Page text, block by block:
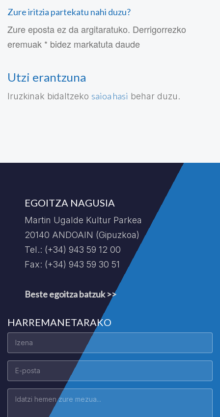
Zure iritzia partekatu nahi duzu?
Zure eposta ez da argitaratuko. Derrigorrezko
eremuak * bidez markatuta daude
Utzi erantzuna
Iruzkinak bidaltzeko saioa hasi behar duzu.
EGOITZA NAGUSIA
Martin Ugalde Kultur Parkea
20140 ANDOAIN (Gipuzkoa)
Tel.: (+34) 943 59 12 00
Fax: (+34) 943 59 30 51
Beste egoitza batzuk >>
HARREMANETARAKO